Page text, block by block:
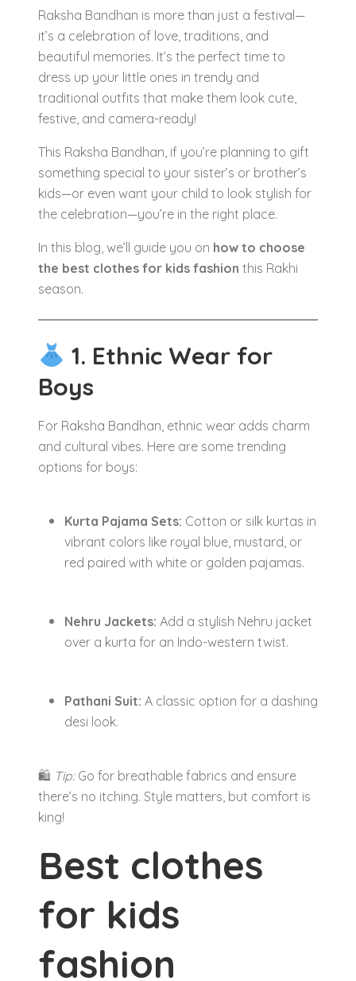
Raksha Bandhan is more than just a festival—
it’s a celebration of love, traditions, and
beautiful memories. It’s the perfect time to
dress up your little ones in trendy and
traditional outfits that make them look cute,
festive, and camera-ready!
This Raksha Bandhan, if you’re planning to gift
something special to your sister’s or brother’s
kids—or even want your child to look stylish for
the celebration—you’re in the right place.
In this blog, we’ll guide you on how to choose
the best clothes for kids fashion this Rakhi
season.
1. Ethnic Wear for
Boys
For Raksha Bandhan, ethnic wear adds charm
and cultural vibes. Here are some trending
options for boys:
Kurta Pajama Sets: Cotton or silk kurtas in
vibrant colors like royal blue, mustard, or
red paired with white or golden pajamas.
Nehru Jackets: Add a stylish Nehru jacket
over a kurta for an Indo-western twist.
Pathani Suit: A classic option for a dashing
desi look.
🛍 Tip:Go for breathable fabrics and ensure
there’s no itching. Style matters, but comfort is
king!
Best clothes
for kids
fashion